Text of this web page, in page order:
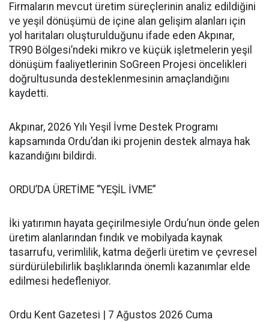
Firmaların mevcut üretim süreçlerinin analiz edildiğini
ve yeşil dönüşümü de içine alan gelişim alanları için
yol haritaları oluşturulduğunu ifade eden Akpınar,
TR90 Bölgesi’ndeki mikro ve küçük işletmelerin yeşil
dönüşüm faaliyetlerinin SoGreen Projesi öncelikleri
doğrultusunda desteklenmesinin amaçlandığını
kaydetti.
Akpınar, 2026 Yılı Yeşil İvme Destek Programı
kapsamında Ordu’dan iki projenin destek almaya hak
kazandığını bildirdi.
ORDU’DA ÜRETİME “YEŞİL İVME”
İki yatırımın hayata geçirilmesiyle Ordu’nun önde gelen
üretim alanlarından fındık ve mobilyada kaynak
tasarrufu, verimlilik, katma değerli üretim ve çevresel
sürdürülebilirlik başlıklarında önemli kazanımlar elde
edilmesi hedefleniyor.
Ordu Kent Gazetesi | 7 Ağustos 2026 Cuma